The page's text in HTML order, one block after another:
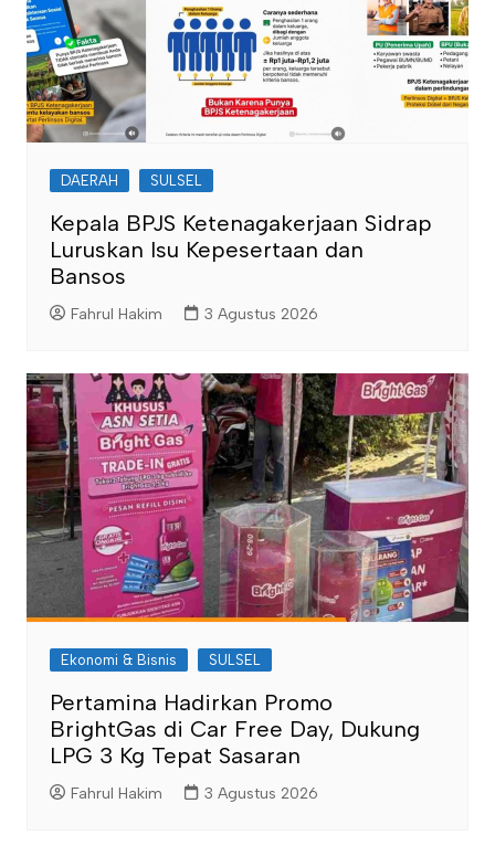
DAERAH SULSEL
Kepala BPJS Ketenagakerjaan Sidrap
Luruskan Isu Kepesertaan dan
Bansos
Fahrul Hakim 3 Agustus 2026
Ekonomi & Bisnis SULSEL
Pertamina Hadirkan Promo
BrightGas di Car Free Day, Dukung
LPG 3 Kg Tepat Sasaran
Fahrul Hakim 3 Agustus 2026